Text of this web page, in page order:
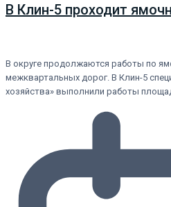
В Клин-5 проходит
В округе продолжаются работы по
межквартальных дорог. В Клин-5
хозяйства» выполнили работы